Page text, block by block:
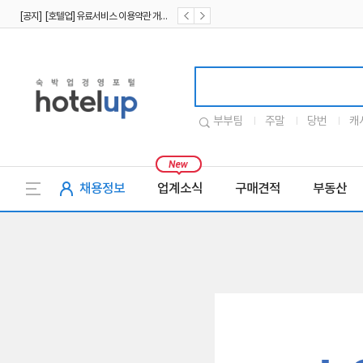
부부팀 주말 당번 캐
채용정보 업계소식 구매견적 부동산